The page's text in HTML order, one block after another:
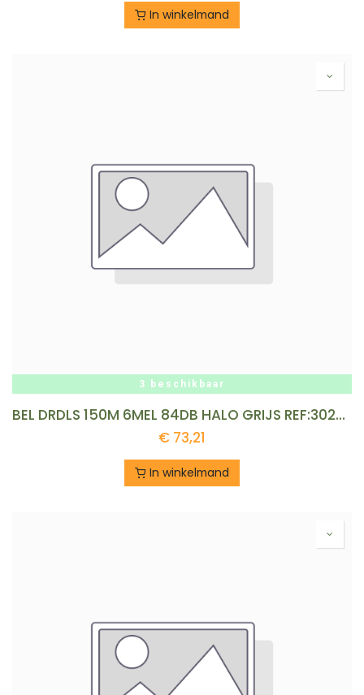
In winkelmand
3 beschikbaar
BEL DRDLS 150M 6MEL 84DB HALO GRIJS REF:302200030 HONEYWELL
€ 73,21
In winkelmand